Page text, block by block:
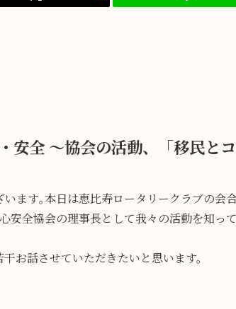
安全 ～協会の活動、「移民と
ます｡本日は恵比寿ロータリークラブの会
安全協会の理事長として我々の活動を知っ
お話させていただきたいと思います。